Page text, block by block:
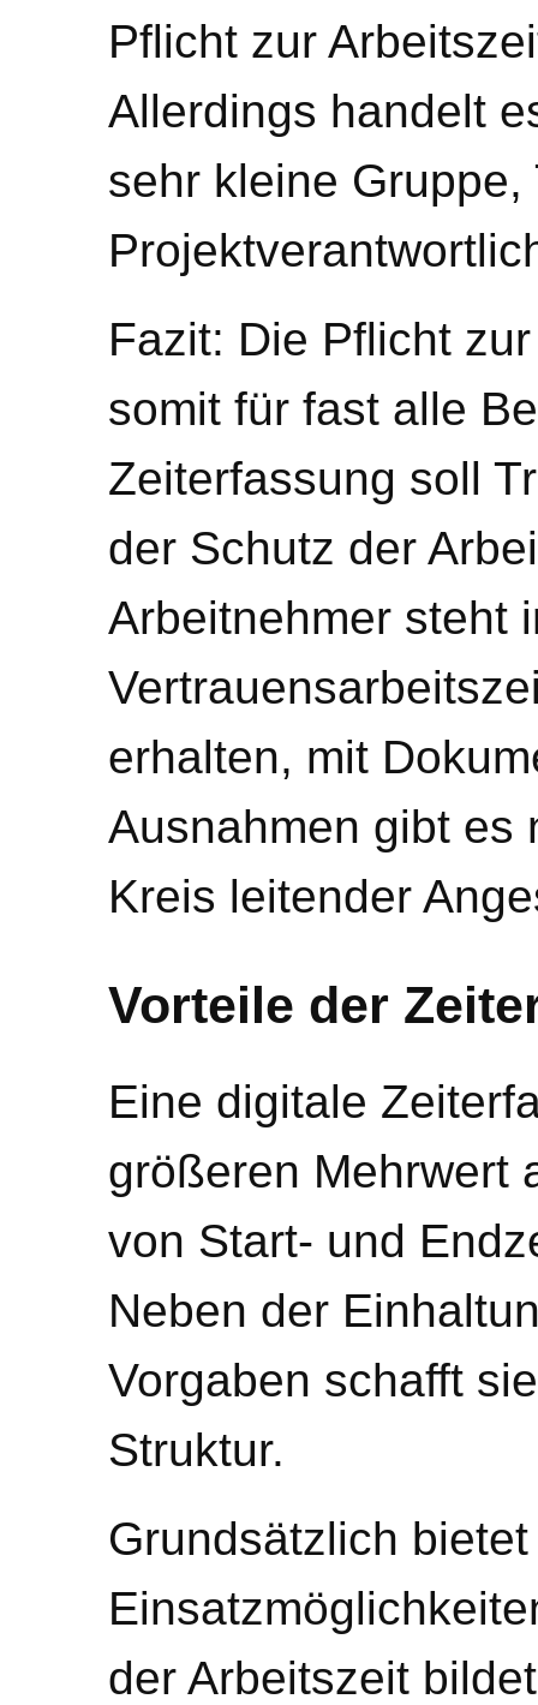
Pflicht zur
Allerdings handelt
sehr kleine
Fazit: Die Pflicht
somit für fast alle
Zeiterfassung soll
der Schutz der
Arbeitnehmer steht
erhalten, mit
Ausnahmen gibt es
Kreis leitender
Vorteile der
Eine digitale
größeren Mehrwert
von Start- und
Neben der
Vorgaben schafft
Struktur.
Grundsätzlich
der Arbeitszeit